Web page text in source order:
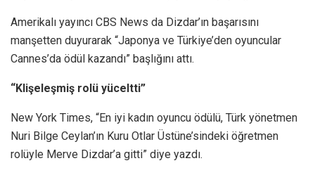
Amerikalı yayıncı CBS News da Dizdar’ın başarısını
manşetten duyurarak “Japonya ve Türkiye’den oyuncular
Cannes’da ödül kazandı” başlığını attı.
“Klişeleşmiş rolü yüceltti”
New York Times, “En iyi kadın oyuncu ödülü, Türk yönetmen
Nuri Bilge Ceylan’ın Kuru Otlar Üstüne’sindeki öğretmen
rolüyle Merve Dizdar’a gitti” diye yazdı.